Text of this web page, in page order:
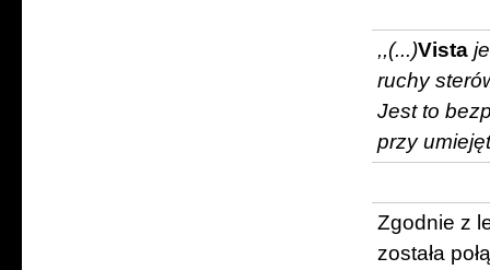
,,(...)Vista
ruchy
Jest to
przy
Zgodnie z
została